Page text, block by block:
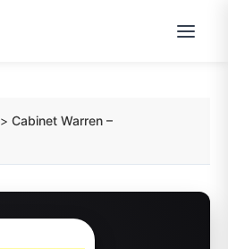
>Cabinet Warren –